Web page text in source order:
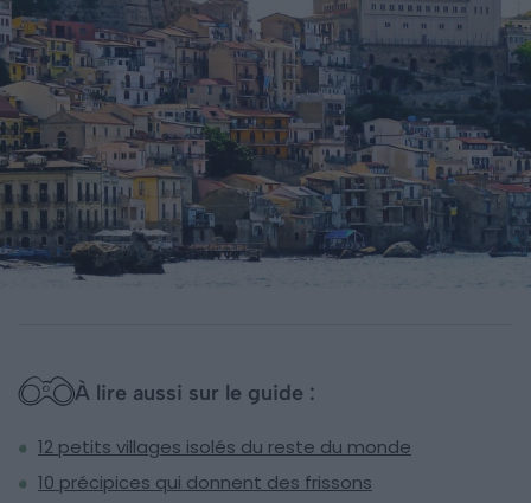
À lire aussi sur le guide :
12 petits villages isolés du reste du monde
10 précipices qui donnent des frissons